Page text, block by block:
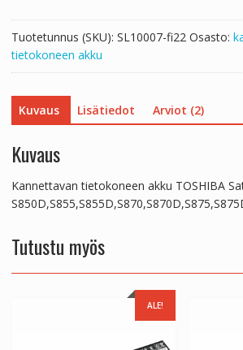
Tuotetunnus (SKU): SL10007-fi22 Osasto:
tietokoneen akku
Kuvaus Lisätiedot Arviot (2)
Kuvaus
Kannettavan tietokoneen akku TOSHIBA
Tutustu myös
ALE!